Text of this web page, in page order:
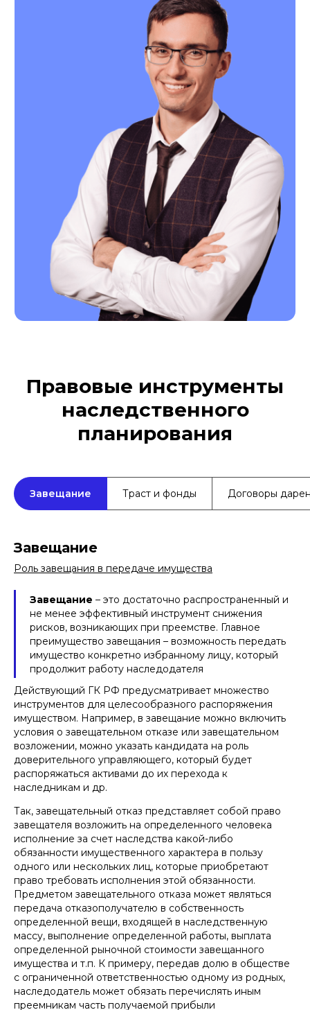
Правовые инструменты
наследственного
планирования
Завещание Траст и фонды Договоры
Завещание
Роль завещания в передаче имущества
Завещание – это достаточно распространенный и
не менее эффективный инструмент снижения
рисков, возникающих при преемстве. Главное
преимущество завещания – возможность передать
имущество конкретно избранному лицу, который
продолжит работу наследодателя
Действующий ГК РФ предусматривает множество
инструментов для целесообразного распоряжения
имуществом. Например, в завещание можно включить
условия о завещательном отказе или завещательном
возложении, можно указать кандидата на роль
доверительного управляющего, который будет
распоряжаться активами до их перехода к
наследникам и др.
Так, завещательный отказ представляет собой право
завещателя возложить на определенного человека
исполнение за счет наследства какой-либо
обязанности имущественного характера в пользу
одного или нескольких лиц, которые приобретают
право требовать исполнения этой обязанности.
Предметом завещательного отказа может являться
передача отказополучателю в собственность
определенной вещи, входящей в наследственную
массу, выполнение определенной работы, выплата
определенной рыночной стоимости завещанного
имущества и т.п. К примеру, передав долю в обществе
с ограниченной ответственностью одному из родных,
наследодатель может обязать перечислять иным
преемникам часть получаемой прибыли